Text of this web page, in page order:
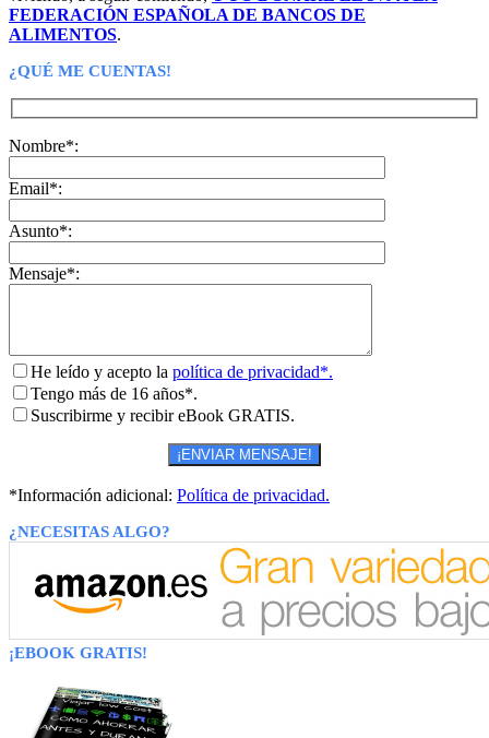
FEDERACIÓN ESPAÑOLA DE BANCOS DE
ALIMENTOS.
¿QUÉ ME CUENTAS!
Nombre*:
Email*:
Asunto*:
Mensaje*:
He leído y acepto la política de privacidad*.
Tengo más de 16 años*.
Suscribirme y recibir eBook GRATIS.
*Información adicional: Política de privacidad.
¿NECESITAS ALGO?
¡EBOOK GRATIS!